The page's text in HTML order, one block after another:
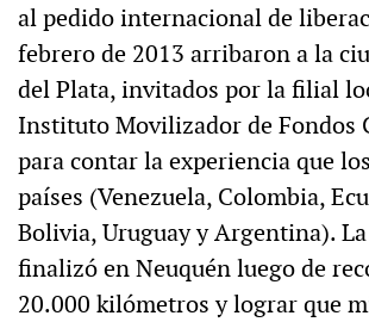
al pedido internacional de
febrero de 2013 arribaron a la
del Plata, invitados por la filial
Instituto Movilizador de Fondos
para contar la experiencia que
países (Venezuela, Colombia,
Bolivia, Uruguay y Argentina).
finalizó en Neuquén luego de
20.000 kilómetros y lograr que